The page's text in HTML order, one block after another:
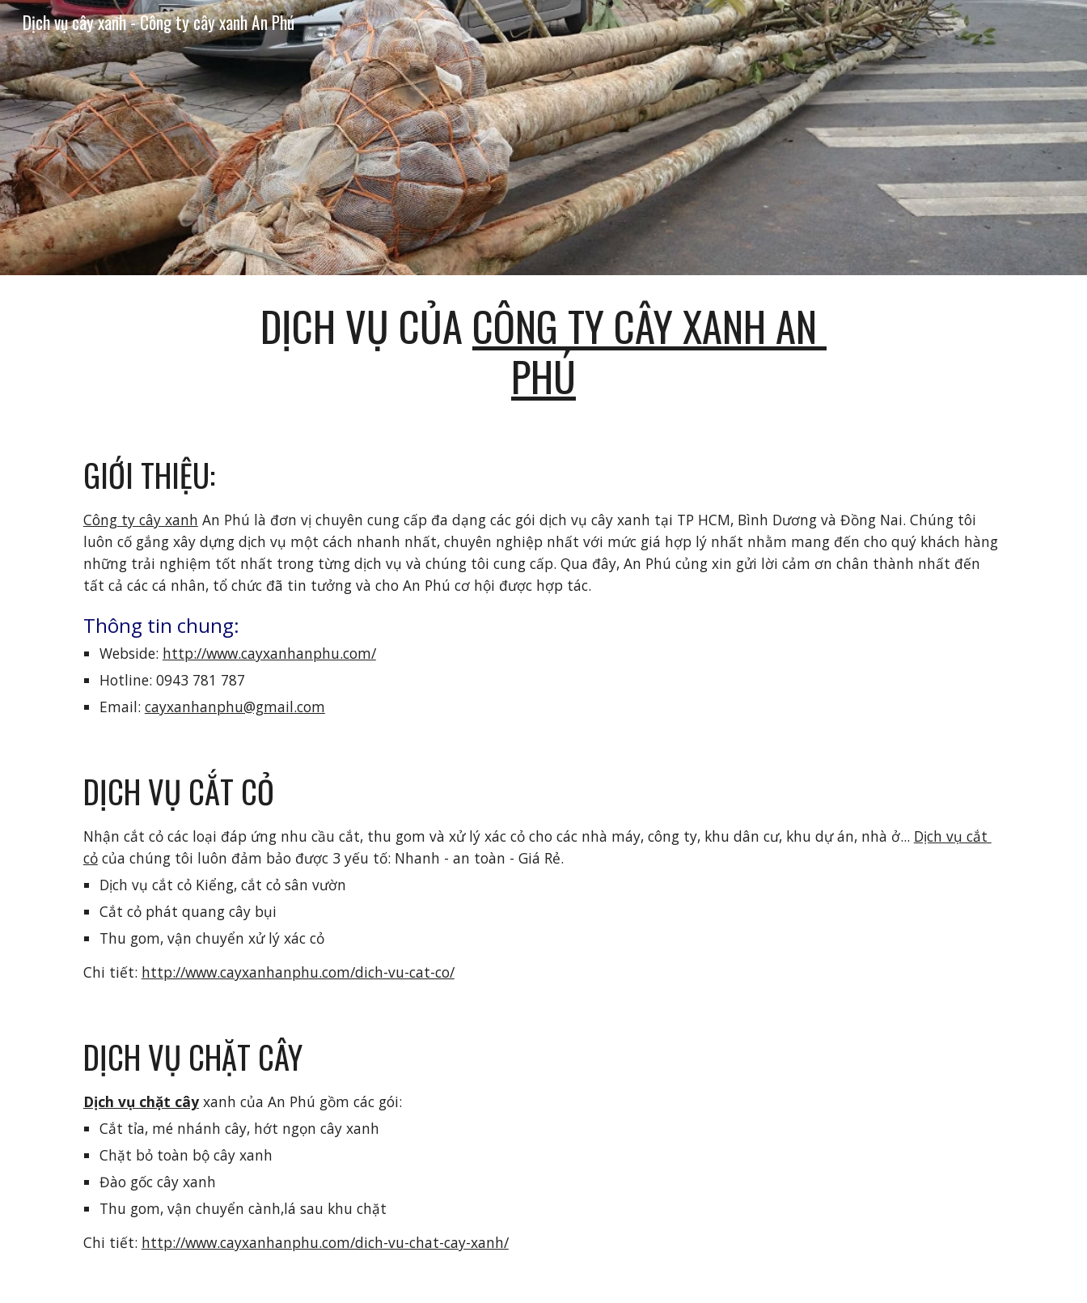
Skip to main content Skip to navigation
Dịch vụ cây xanh - Công ty cây xanh An Phú
DỊCH VỤ CỦA CÔNG TY CÂY XANH AN
PHÚ
GIỚI THIỆU:
Công ty cây xanh An Phú là đơn vị chuyên cung cấp đa dạng các gói dịch vụ cây xanh tại TP HCM, Bình Dương và Đồng Nai. Chúng tôi
luôn cố gắng xây dựng dịch vụ một cách nhanh nhất, chuyên nghiệp nhất với mức giá hợp lý nhất nhằm mang đến cho quý khách hàng
những trải nghiệm tốt nhất trong từng dịch vụ và chúng tôi cung cấp. Qua đây, An Phú củng xin gửi lời cảm ơn chân thành nhất đến
tất cả các cá nhân, tổ chức đã tin tưởng và cho An Phú cơ hội được hợp tác.
Thông tin chung:
Webside: http://www.cayxanhanphu.com/
Hotline: 0943 781 787
Email: cayxanhanphu@gmail.com
DỊCH VỤ CẮT CỎ
Nhận cắt cỏ các loại đáp ứng nhu cầu cắt, thu gom và xử lý xác cỏ cho các nhà máy, công ty, khu dân cư, khu dự án, nhà ở... Dịch vụ cắt
cỏ của chúng tôi luôn đảm bảo được 3 yếu tố: Nhanh - an toàn - Giá Rẻ.
Dịch vụ cắt cỏ Kiểng, cắt cỏ sân vườn
Cắt cỏ phát quang cây bụi
Thu gom, vận chuyển xử lý xác cỏ
Chi tiết: http://www.cayxanhanphu.com/dich-vu-cat-co/
DỊCH VỤ CHẶT CÂY
Dịch vụ chặt cây xanh của An Phú gồm các gói:
Cắt tỉa, mé nhánh cây, hớt ngọn cây xanh
Chặt bỏ toàn bộ cây xanh
Đào gốc cây xanh
Thu gom, vận chuyển cành,lá sau khu chặt
Chi tiết: http://www.cayxanhanphu.com/dich-vu-chat-cay-xanh/